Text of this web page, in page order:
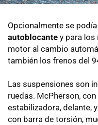
Opcionalmente se
autoblocante y para los
motor al cambio
también los frenos del
Las suspensiones son
ruedas. McPherson,
estabilizadora, delante,
con barra de torsión,